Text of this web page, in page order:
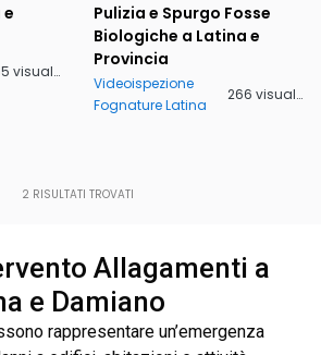
865 visualizzazioni
Pulizia e Spurgo Fosse
Biologiche a Latina e
Provincia
Videoispezione
Fognature Latina
266 visualizzazioni
2 RISULTATI TROVATI
Allagamenti a
e Damiano
rappresentare un’emergenza